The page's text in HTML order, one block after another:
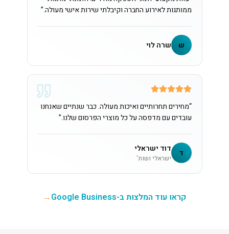
ממותגות לאירוע החברה וקיבלתי שירות אישי מעולה.”
ש שרה לוי
“מחירים תחרותיים ואיכות מעולה. כבר שנתיים שאנחנו
עובדים עם מדפסה על כל מוצרי הפרסום שלנו.”
ד דוד ישראלי
ישראלי ושות'
קראו עוד המלצות ב-Google Business →